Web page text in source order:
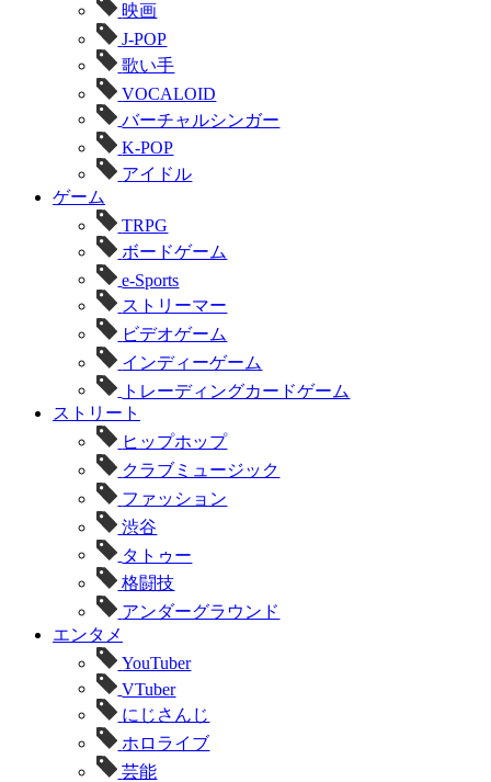
映画
J-POP
歌い手
VOCALOID
バーチャルシンガー
K-POP
アイドル
ゲーム
TRPG
ボードゲーム
e-Sports
ストリーマー
ビデオゲーム
インディーゲーム
トレーディングカードゲーム
ストリート
ヒップホップ
クラブミュージック
ファッション
渋谷
タトゥー
格闘技
アンダーグラウンド
エンタメ
YouTuber
VTuber
にじさんじ
ホロライブ
芸能